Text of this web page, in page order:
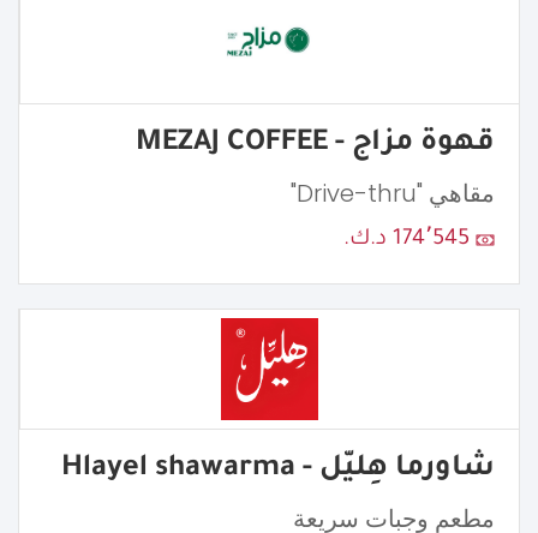
قهوة مزاج - MEZAJ COFFEE
مقاهي "Drive-thru"
174٬545 د.ك.
شاورما هِليّل - Hlayel shawarma
مطعم وجبات سريعة